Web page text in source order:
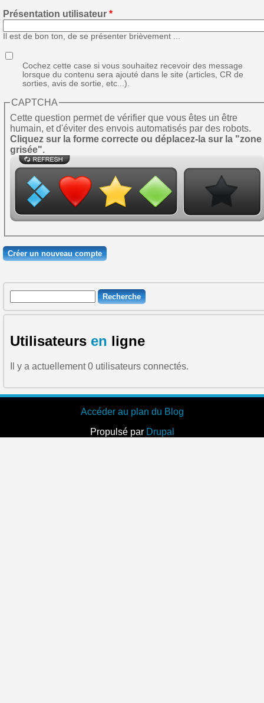
Présentation utilisateur *
Il est de bon ton, de se présenter brièvement ...
Cochez cette case si vous souhaitez recevoir des message
lorsque du contenu sera ajouté dans le site (articles, CR de
sorties, avis de sortie, etc...).
CAPTCHA
Cette question permet de vérifier que vous êtes un être
humain, et d'éviter des envois automatisés par des robots.
Cliquez sur la forme correcte ou déplacez-la sur la "zone
grisée".
Formulaire de recherche
Recherche
Utilisateurs en ligne
Il y a actuellement 0 utilisateurs connectés.
Accéder au plan du Blog
Propulsé par Drupal